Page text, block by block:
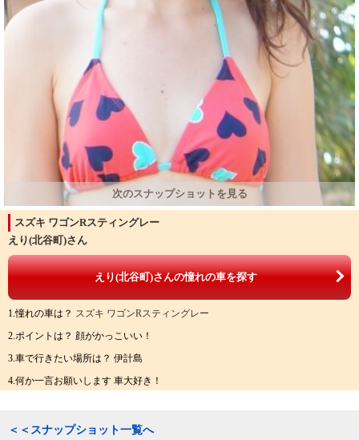
スズキ ワゴンRスティングレー
えり(北谷町)さん
えり(北谷町)さんの憧れの車を探す
1.憧れの車は？ スズキ ワゴンRスティングレー
2.ポイントは？ 顔がかっこいい！
3.車で行きたい場所は？ 伊計島
4.何か一言お願いします 車大好き！
＜＜スナップショット一覧へ